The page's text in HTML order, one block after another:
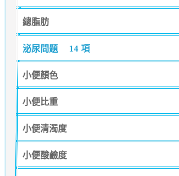
總脂肪
泌尿問題 14 項
小便顏色
小便比重
小便清濁度
小便酸鹼度